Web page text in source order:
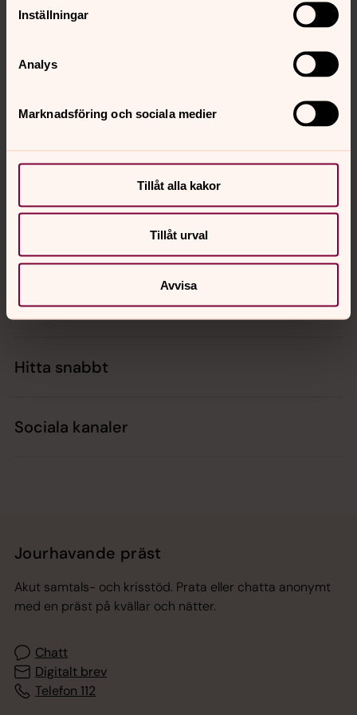
Inställningar
Analys
Marknadsföring och sociala medier
Tillåt alla kakor
Tillåt urval
Avvisa
Senast ändrad 13 mars 2026
innehåll?
Dela
Tillbaka till toppen
Tillbaka till innehållet
Kalender
Hitta snabbt
Sociala kanaler
Jourhavande präst
Akut samtals- och krisstöd. Prata eller chatta anonymt
med en präst på kvällar och nätter.
Chatt
Digitalt brev
Telefon 112